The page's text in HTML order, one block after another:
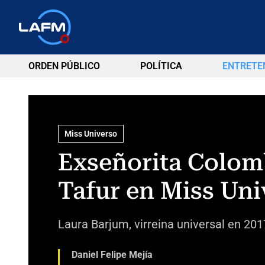
ORDEN PÚBLICO POLÍTICA
Miss Universo
Exseñorita
Tafur en Miss
Laura Barjum, virreina universal en
Daniel Felipe Mejía